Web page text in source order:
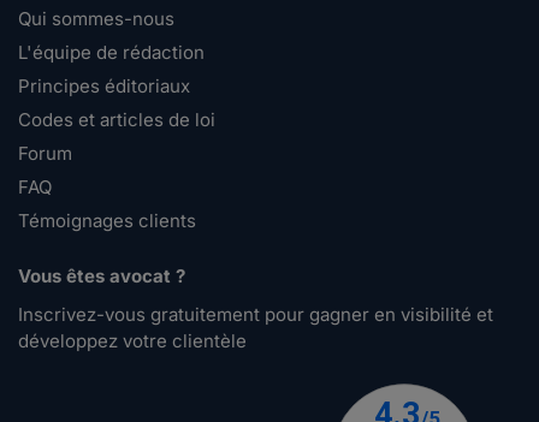
Qui sommes-nous
L'équipe de rédaction
Principes éditoriaux
Codes et articles de loi
Forum
FAQ
Témoignages clients
Vous êtes avocat ?
Inscrivez-vous gratuitement pour gagner en visibilité et
développez votre clientèle